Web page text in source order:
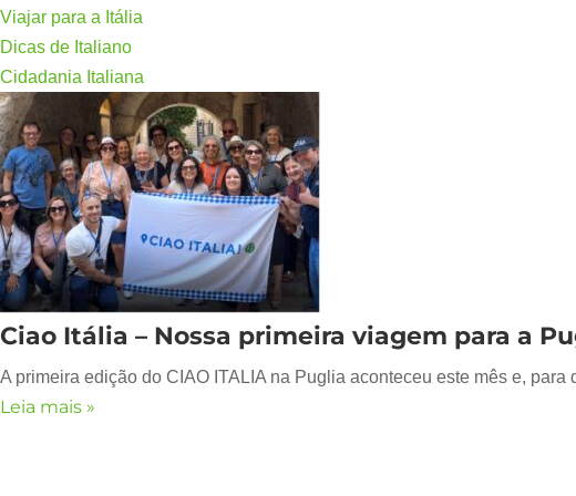
Viajar para a Itália
Dicas de Italiano
Cidadania Italiana
Ciao Itália – Nossa primeira viagem para a
A primeira edição do CIAO ITALIA na Puglia aconteceu este mês e,
Leia mais »